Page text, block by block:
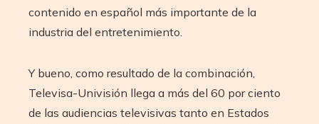
contenido en español más importante de la
industria del entretenimiento.
Y bueno, como resultado de la combinación,
Televisa-Univisión llega a más del 60 por ciento
de las audiencias televisivas tanto en Estados